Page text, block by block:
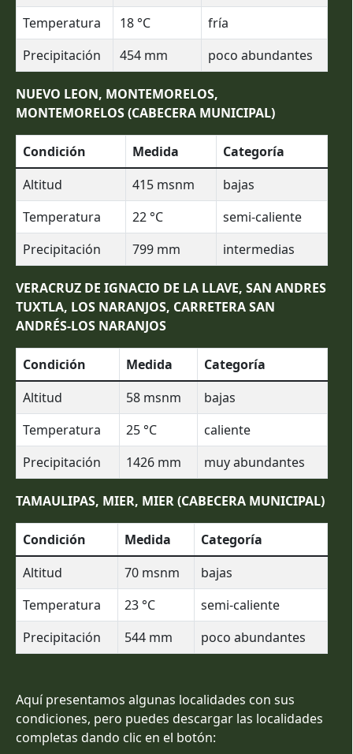
Temperatura
18 °C
fría
Precipitación
454 mm poco abundantes
NUEVO LEON, MONTEMORELOS,
MONTEMORELOS (CABECERA MUNICIPAL)
Condición Medida
Categoría
Altitud
415 msnm
bajas
Temperatura
22 °C
semi-caliente
Precipitación
799 mm intermedias
VERACRUZ DE IGNACIO DE LA LLAVE, SAN ANDRES
TUXTLA, LOS NARANJOS, CARRETERA SAN
ANDRÉS-LOS NARANJOS
Condición Medida
Categoría
Altitud
58 msnm
bajas
Temperatura
25 °C
caliente
Precipitación
1426 mm muy abundantes
TAMAULIPAS, MIER, MIER (CABECERA MUNICIPAL)
Condición Medida
Categoría
Altitud
70 msnm
bajas
Temperatura
23 °C
semi-caliente
Precipitación
544 mm poco abundantes
Aquí presentamos algunas localidades con sus
condiciones, pero puedes descargar las localidades
completas dando clic en el botón: